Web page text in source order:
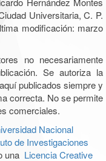
Universitaria, C. P.
modificación: marzo
no necesariamente
Se autoriza la
publicados siempre y
correcta. No se permite
comerciales.
Nacional
de Investigaciones
una Licencia Creative